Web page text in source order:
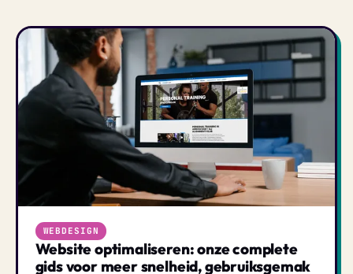
WEBDESIGN
Website optimaliseren: onze complete
gids voor meer snelheid, gebruiksgemak